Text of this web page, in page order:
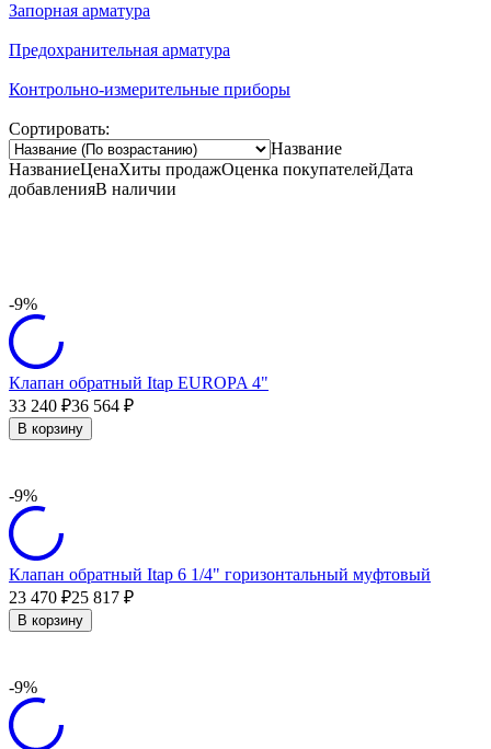
Запорная арматура
Предохранительная арматура
Контрольно-измерительные приборы
Сортировать:
Название
НазваниеЦенаХиты продажОценка покупателейДата
добавленияВ наличии
-9%
Клапан обратный Itap EUROPA 4"
33 240 ₽36 564 ₽
В корзину
-9%
Клапан обратный Itap 6 1/4" горизонтальный муфтовый
23 470 ₽25 817 ₽
В корзину
-9%